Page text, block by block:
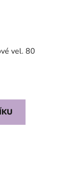
vel. 80